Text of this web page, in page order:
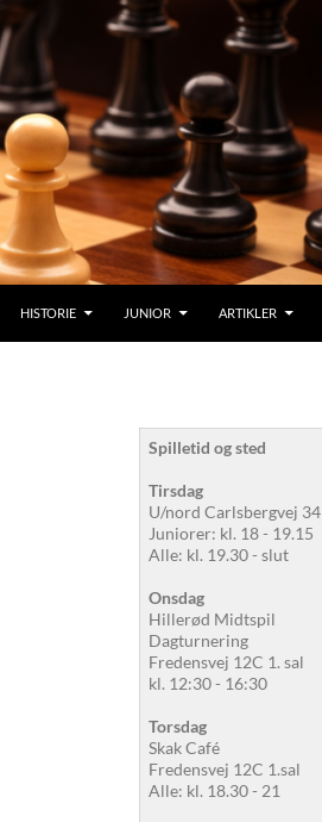
HISTORIE JUNIOR ARTIKLER
Spilletid og sted
Tirsdag
U/nord Carlsbergvej 34
Juniorer: kl. 18 - 19.15
Alle: kl. 19.30 - slut
Onsdag
Hillerød Midtspil
Dagturnering
Fredensvej 12C 1. sal
kl. 12:30 - 16:30
Torsdag
Skak Café
Fredensvej 12C 1.sal
Alle: kl. 18.30 - 21